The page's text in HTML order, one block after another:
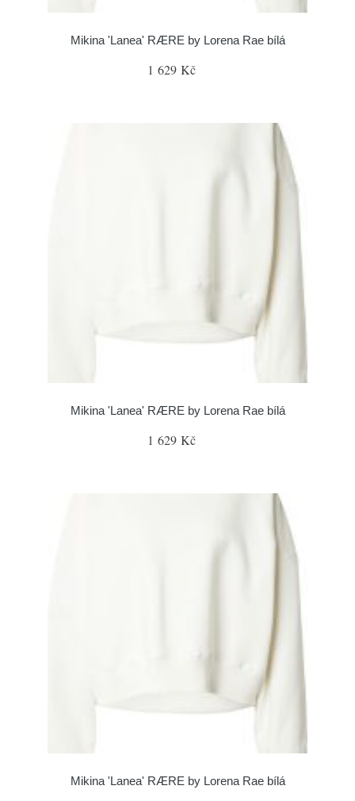
Mikina 'Lanea' RÆRE by Lorena Rae bílá
1 629 Kč
Mikina 'Lanea' RÆRE by Lorena Rae bílá
1 629 Kč
Mikina 'Lanea' RÆRE by Lorena Rae bílá